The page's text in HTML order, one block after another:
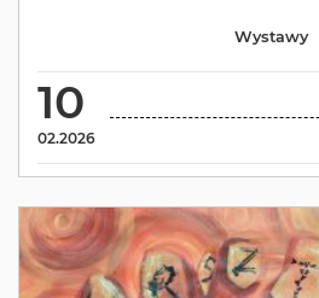
10
02.2026
Wystawy